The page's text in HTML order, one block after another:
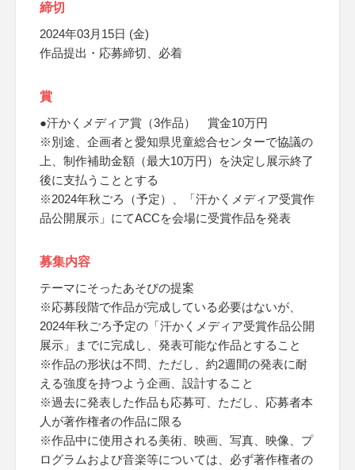
締切
2024年03月15日 (金)
作品提出・応募締切、必着
賞
●汗かくメディア賞（3作品） 賞金10万円
※別途、企画者と愛知県児童総合センターで協議の
上、制作補助金額（最大10万円）を決定し展示終了
後に支払うこととする
※2024年秋ごろ（予定）、「汗かくメディア受賞作
品公開展示」にてACCを会場に受賞作品を発表
募集内容
テーマにそったあそびの提案
※応募段階で作品が完成している必要はないが、
2024年秋ごろ予定の「汗かくメディア受賞作品公開
展示」までに完成し、発表可能な作品とすること
※作品の形状は不問、ただし、約2週間の発表に耐
える強度を持つよう企画、設計すること
※過去に発表した作品も応募可、ただし、応募者本
人が著作権者の作品に限る
※作品中に使用される美術、映画、写真、映像、プ
ログラムおよび音楽等については、必ず著作権者の